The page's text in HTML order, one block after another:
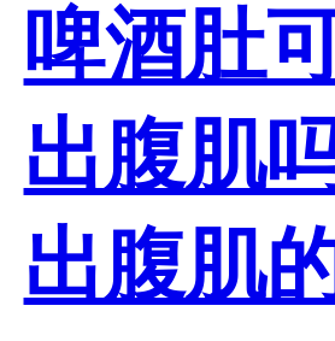
啤酒肚
出腹肌
出腹肌